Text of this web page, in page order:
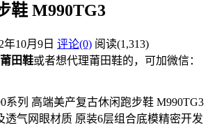
鞋 M990TG3
年10月9日 评论(0) 阅读(1,313)
莆田鞋或者想代理莆田鞋的，可加微信：
系列 高端美产复古休闲跑步鞋 M990TG3
透气网眼材质 原装6层组合底模精密开发